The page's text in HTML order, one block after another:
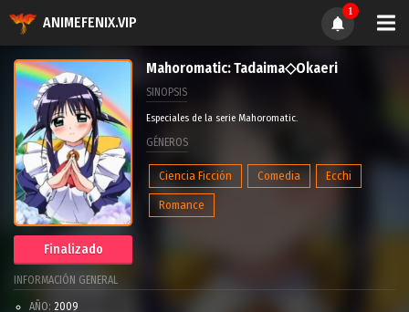
ANIMEFENIX.VIP
1
Finalizado
Mahoromatic: Tadaima◇Okaeri
SINOPSIS
Especiales de la serie Mahoromatic.
GÉNEROS
Ciencia Ficción Comedia Ecchi
Romance
INFORMACIÓN GENERAL
AÑO: 2009